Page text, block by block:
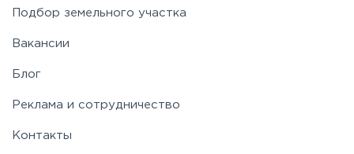
Подбор земельного участка
Вакансии
Блог
Реклама и сотрудничество
Контакты